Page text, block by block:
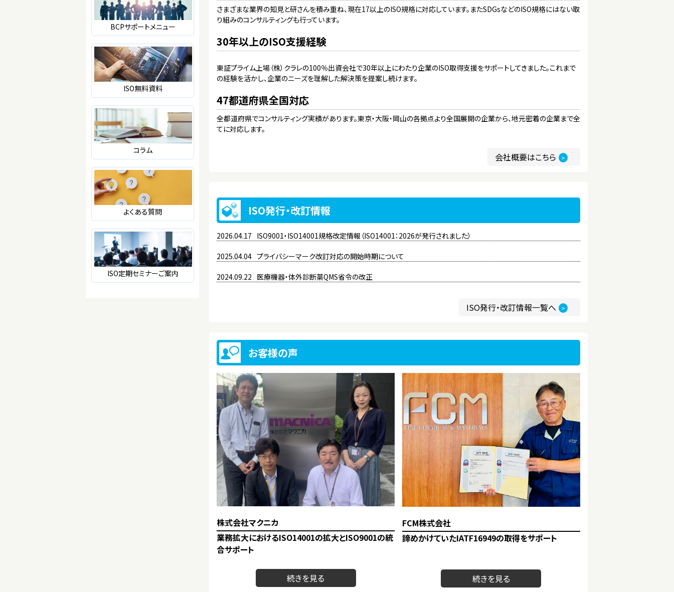
BCPサポートメニュー
ISO無料資料
コラム
よくある質問
ISO定期セミナーご案内
さまざまな業界の知見と研さんを積み重ね、現在17以上のISO規格に対応しています。またSDGsなどのISO規格にはない取
り組みのコンサルティングも行っています。
30年以上のISO支援経験
東証プライム上場（株）クラレの100％出資会社で30年以上にわたり企業のISO取得支援をサポートしてきました。これまで
の経験を活かし、企業のニーズを理解した解決策を提案し続けます。
47都道府県全国対応
全都道府県でコンサルティング実績があります。東京・大阪・岡山の各拠点より全国展開の企業から、地元密着の企業まで全
てに対応します。
会社概要はこちら >
ISO発行・改訂情報
2026.04.17 ISO9001・ISO14001規格改定情報（ISO14001：2026が発行されました）
2025.04.04 プライバシーマーク改訂対応の開始時期について
2024.09.22 医療機器・体外診断薬QMS省令の改正
ISO発行・改訂情報一覧へ >
お客様の声
株式会社マクニカ
業務拡大におけるISO14001の拡大とISO9001の統
合サポート
リティをコアとして、最新のテクノロジーをトータルに取り扱
うサービス・ソリューションカンパニーです。昨今の急速な事
FCM株式会社
諦めかけていたIATF16949の取得をサポート
の取得に取り組みました。2019年より取得活動を進めまし
たが、新型コロナ禍の影響で長期に活動を中断せざるを得